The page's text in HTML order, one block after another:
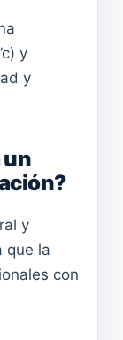
y
y
un
y
que la
con